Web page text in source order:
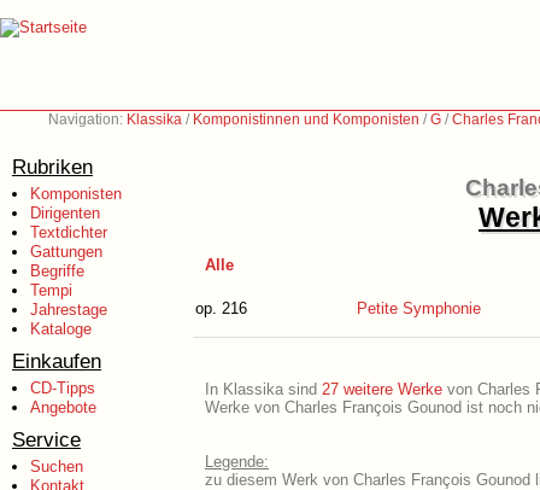
Navigation: Klassika / Komponistinnen und Komponisten /G /Charles
Rubriken
Komponisten
Dirigenten
Textdichter
Gattungen
Begriffe
Tempi
Jahrestage
Kataloge
Einkaufen
CD-Tipps
Angebote
Service
Suchen
Kontakt
Alle
op. 216 Petite Symphonie
In Klassika sind 27 weitere Werke von Charles
Werke von Charles François Gounod ist noch
Legende:
zu diesem Werk von Charles François Gounod